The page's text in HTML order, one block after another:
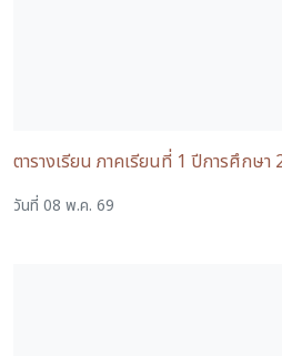
ตารางเรียน ภาคเรียนที่ 1 ปีการศึกษา
วันที่ 08 พ.ค. 69